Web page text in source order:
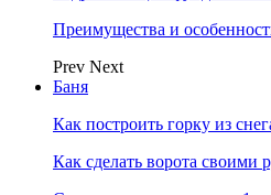
Преимущества и
Prev Next
Баня
Как построить горку из
Как сделать ворота своими